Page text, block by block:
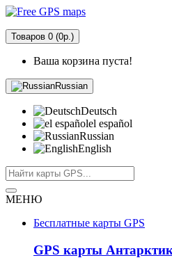
Товаров 0 (0р.)
Ваша корзина пуста!
Russian
Deutsch
el español
Russian
English
МЕНЮ
Бесплатные карты GPS
GPS карты